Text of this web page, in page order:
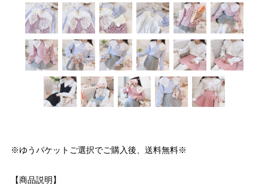
※ゆうパケットご選択でご購入後、送料無料※
【商品説明】